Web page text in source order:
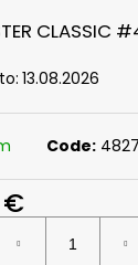
CLASSIC
13.08.2026
Code:
€ - KULIČKA 30